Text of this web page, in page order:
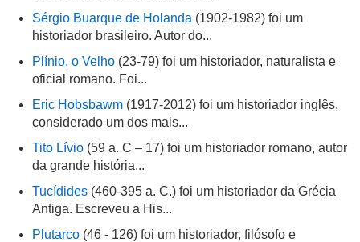
Sérgio Buarque de Holanda (1902-1982) foi um
historiador brasileiro. Autor do...
Plínio, o Velho (23-79) foi um historiador, naturalista e
oficial romano. Foi...
Eric Hobsbawm (1917-2012) foi um historiador inglês,
considerado um dos mais...
Tito Lívio (59 a. C – 17) foi um historiador romano, autor
da grande história...
Tucídides (460-395 a. C.) foi um historiador da Grécia
Antiga. Escreveu a His...
Plutarco (46 - 126) foi um historiador, filósofo e